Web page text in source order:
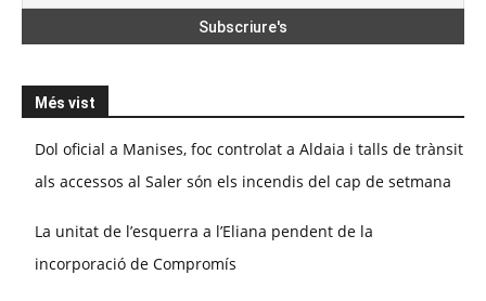
Més vist
Dol oficial a Manises, foc controlat a Aldaia i talls de trànsit
als accessos al Saler són els incendis del cap de setmana
La unitat de l’esquerra a l’Eliana pendent de la
incorporació de Compromís